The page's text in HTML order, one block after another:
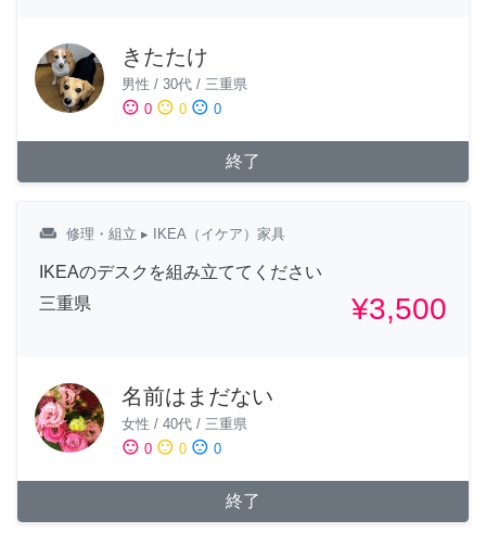
きたたけ
男性 / 30代 / 三重県
sentiment_satisfied 0 sentiment_neutral 0 sentiment_dissatisfied 0
終了
weekend 修理・組立 ▸ IKEA（イケア）家具
IKEAのデスクを組み立ててください
三重県
¥3,500
名前はまだない
女性 / 40代 / 三重県
sentiment_satisfied 0 sentiment_neutral 0 sentiment_dissatisfied 0
終了